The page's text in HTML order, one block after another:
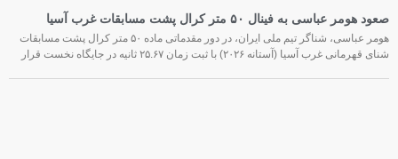
صعود هومر عباسی به فینال ۵۰ متر کرال پشت مسابقات غرب آسیا
هومر عباسی، شناگر تیم ملی ایران، در دور مقدماتی ماده ۵۰ متر کرال پشت مسابقات
شنای قهرمانی غرب آسیا (آستانه ۲۰۲۶) با ثبت زمان ۲۵.۶۷ ثانیه در جایگاه نخست قرار